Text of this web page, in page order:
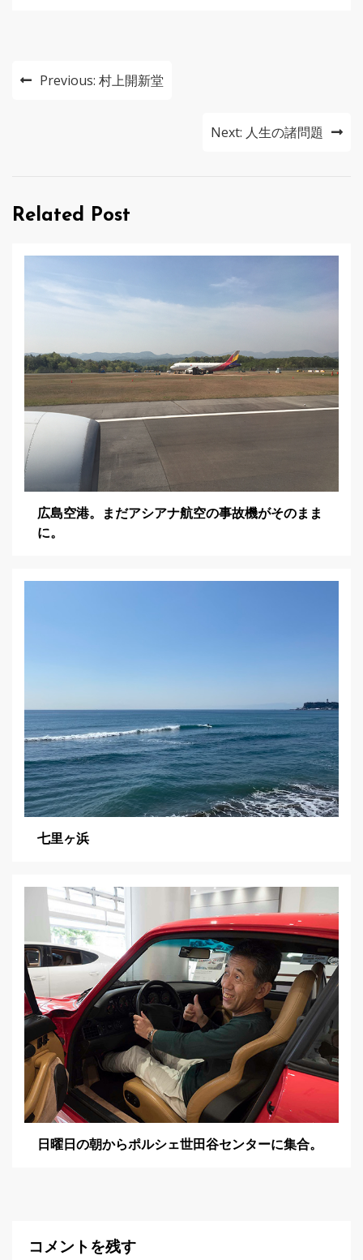
投
ー
Previous: 村上開新堂
Next: 人生の諸問題
Related Post
広島空港。まだアシアナ航空の事故機がそのまま
に。
七里ヶ浜
日曜日の朝からポルシェ世田谷センターに集合。
コメントを残す